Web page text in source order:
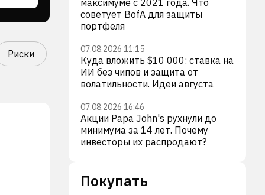
Риски
максимуме с 2021 года. Что
советует BofA для защиты
портфеля
07.08.2026 11:15
Куда вложить $10 000: ставка на
ИИ без чипов и защита от
волатильности. Идеи августа
07.08.2026 16:46
Акции Papa John's рухнули до
минимума за 14 лет. Почему
инвесторы их распродают?
Покупать